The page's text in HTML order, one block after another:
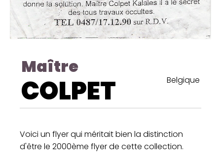
Maître
COLPET Belgique
Voici un flyer qui méritait bien la distinction
d'être le 2000ème flyer de cette collection.